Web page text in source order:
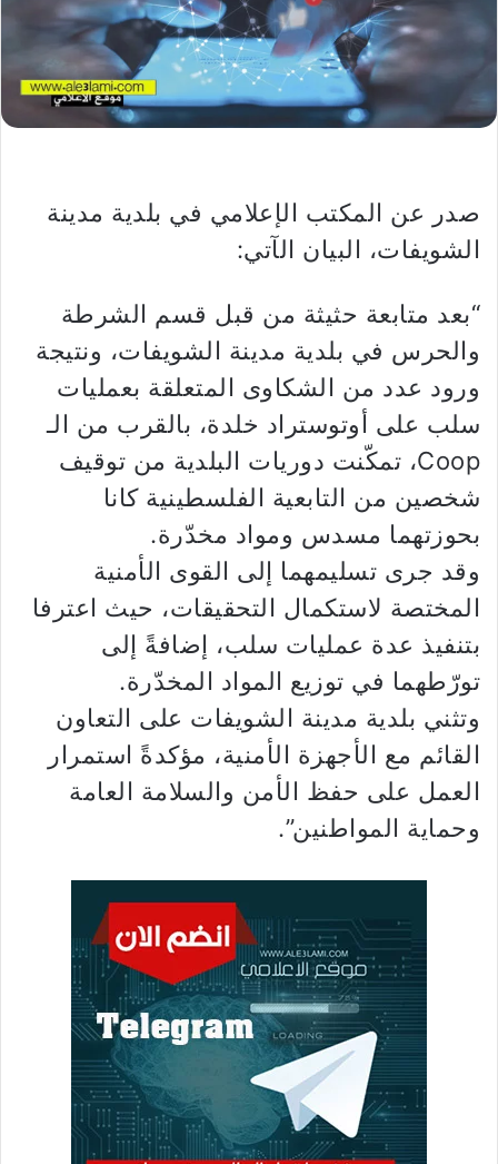
صدر عن المكتب الإعلامي في بلدية مدينة
الشويفات، البيان الآتي:
“بعد متابعة حثيثة من قبل قسم الشرطة
والحرس في بلدية مدينة الشويفات، ونتيجة
ورود عدد من الشكاوى المتعلقة بعمليات
سلب على أوتوستراد خلدة، بالقرب من الـ
Coop، تمكّنت دوريات البلدية من توقيف
شخصين من التابعية الفلسطينية كانا
بحوزتهما مسدس ومواد مخدّرة.
وقد جرى تسليمهما إلى القوى الأمنية
المختصة لاستكمال التحقيقات، حيث اعترفا
بتنفيذ عدة عمليات سلب، إضافةً إلى
تورّطهما في توزيع المواد المخدّرة.
وتثني بلدية مدينة الشويفات على التعاون
القائم مع الأجهزة الأمنية، مؤكدةً استمرار
العمل على حفظ الأمن والسلامة العامة
وحماية المواطنين”.